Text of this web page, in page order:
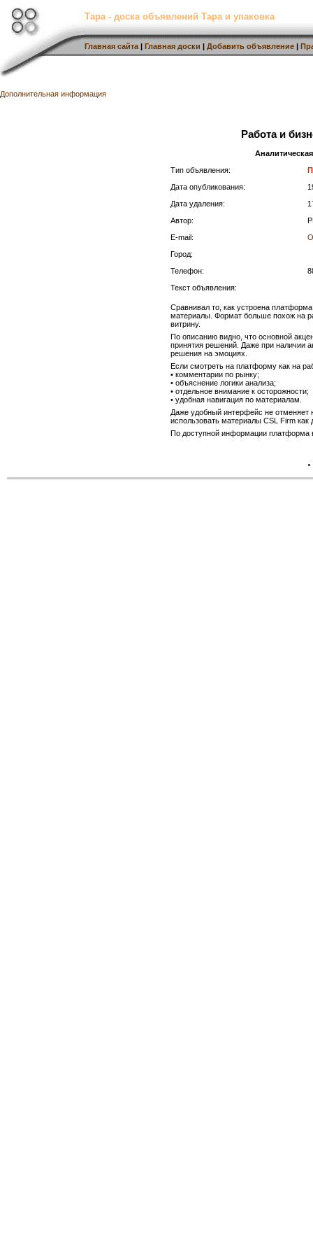
Тара - доска объявлений Тара и упаковка
Главная сайта | Главная доски | Добавить объявление |
Дополнительная информация
Работа и
Тип объявления:
Дата опубликования:
Дата удаления:
Автор:
E-mail:
Город:
Телефон:
Текст объявления:
Сравнивал то, как устроена
материалы. Формат больше похож на
витрину.
По описанию видно, что основной
принятия решений. Даже при наличии
решения на эмоциях.
Если смотреть на платформу как на
• комментарии по рынку;
• объяснение логики анализа;
• отдельное внимание к осторожности;
• удобная навигация по материалам.
Даже удобный интерфейс не отменяет
использовать материалы CSL Firm как
По доступной информации платформа